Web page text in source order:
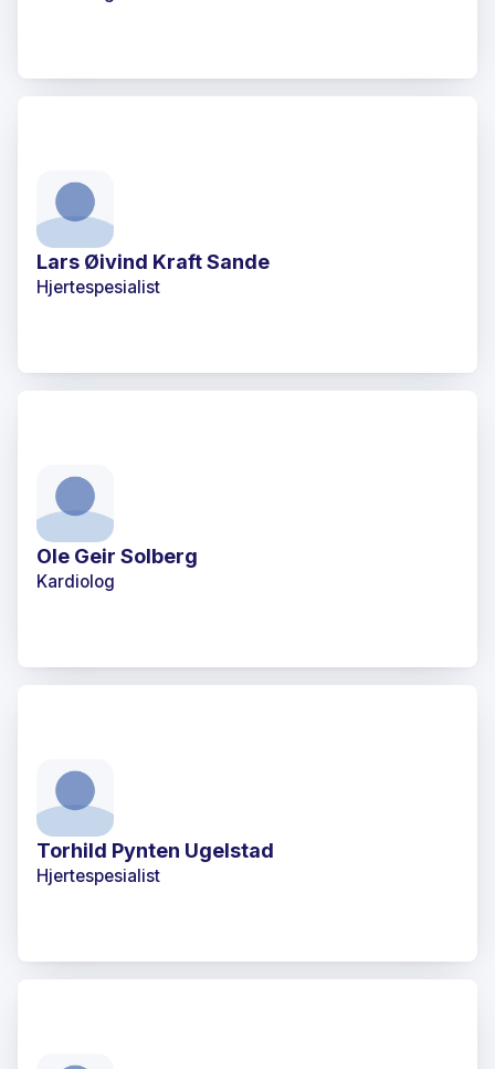
Lars Øivind Kraft Sande
Hjertespesialist
Ole Geir Solberg
Kardiolog
Torhild Pynten Ugelstad
Hjertespesialist